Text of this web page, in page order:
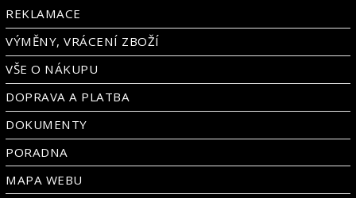
REKLAMACE
VÝMĚNY, VRÁCENÍ ZBOŽÍ
VŠE O NÁKUPU
DOPRAVA A PLATBA
DOKUMENTY
PORADNA
MAPA WEBU